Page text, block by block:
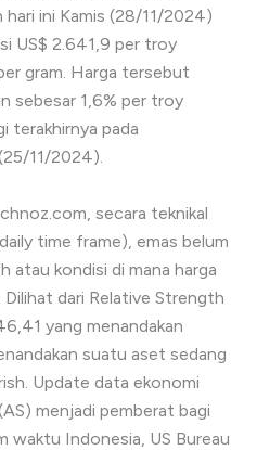
hari ini Kamis (28/11/2024)
US$ 2.641,9 per troy
gram. Harga tersebut
sebesar 1,6% per troy
terakhirnya pada
11/2024).
secara teknikal
time frame), emas belum
atau kondisi di mana harga
Dilihat dari Relative Strength
yang menandakan
suatu aset sedang
Update data ekonomi
menjadi pemberat bagi
waktu Indonesia, US Bureau